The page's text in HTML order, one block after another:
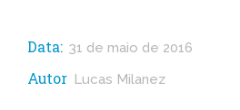
Data: 31 de maio de 2016
Autor Lucas Milanez